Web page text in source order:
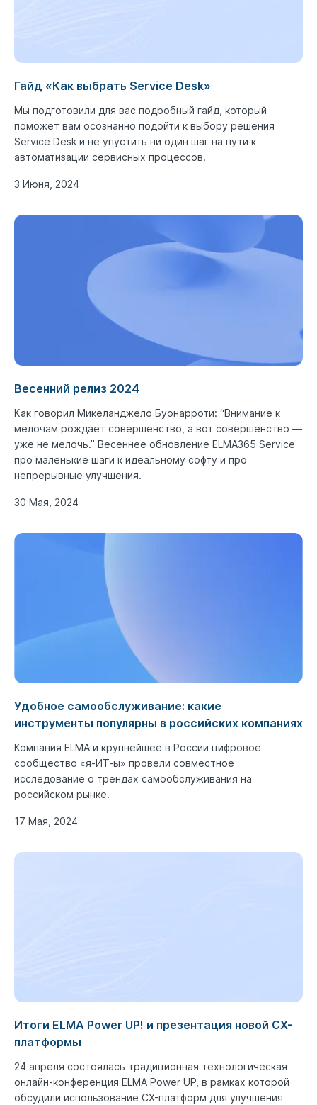
Гайд «Как выбрать Service Desk»
Мы подготовили для вас подробный гайд, который
поможет вам осознанно подойти к выбору решения
Service Desk и не упустить ни один шаг на пути к
автоматизации сервисных процессов.
3 Июня, 2024
Весенний релиз 2024
Как говорил Микеланджело Буонарроти: “Внимание к
мелочам рождает совершенство, а вот совершенство —
уже не мелочь.” Весеннее обновление ELMA365 Service
про маленькие шаги к идеальному софту и про
непрерывные улучшения.
30 Мая, 2024
Удобное самообслуживание: какие
инструменты популярны в российских компаниях
Компания ELMA и крупнейшее в России цифровое
сообщество «я-ИТ-ы» провели совместное
исследование о трендах самообслуживания на
российском рынке.
17 Мая, 2024
Итоги ELMA Power UP! и презентация новой CX-
платформы
24 апреля состоялась традиционная технологическая
онлайн-конференция ELMA Power UP, в рамках которой
обсудили использование CX-платформ для улучшения